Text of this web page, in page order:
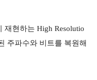
재현하는 High Resolutio
주파수와 비트를 복원해